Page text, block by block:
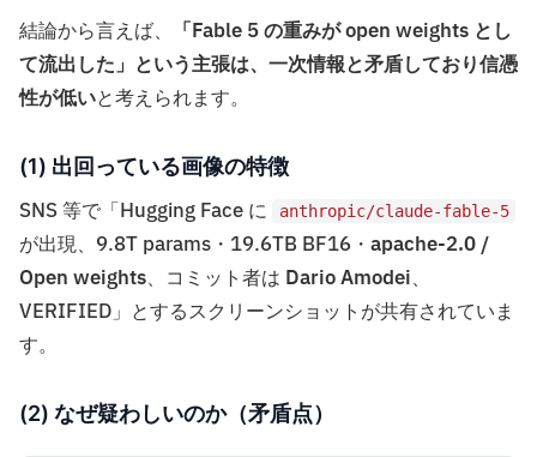
結論から言えば、
「Fable 5 の重みが open weights とし
て流出した」という主張は、一次情報と矛盾しており信憑
性が低いと考えられます。
(1) 出回っている画像の特徴
SNS 等で「Hugging Face に anthropic/claude-fable-5
が出現、9.8T params・19.6TB BF16・ apache-2.0 /
Open weights、コミット者は Dario Amodei、
VERIFIED」とするスクリーンショットが共有されていま
す。
(2) なぜ疑わしいのか（矛盾点）